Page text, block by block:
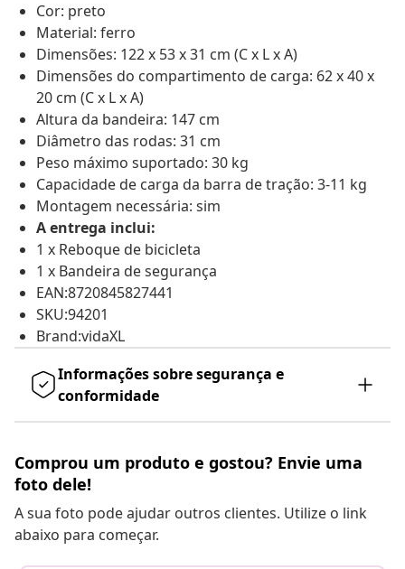
Cor: preto
Material: ferro
Dimensões: 122 x 53 x 31 cm (C x L x A)
Dimensões do compartimento de carga: 62 x 40 x
20 cm (C x L x A)
Altura da bandeira: 147 cm
Diâmetro das rodas: 31 cm
Peso máximo suportado: 30 kg
Capacidade de carga da barra de tração: 3-11 kg
Montagem necessária: sim
A entrega inclui:
1 x Reboque de bicicleta
1 x Bandeira de segurança
EAN:8720845827441
SKU:94201
Brand:vidaXL
Informações sobre segurança e
conformidade
Comprou um produto e gostou? Envie uma
foto dele!
A sua foto pode ajudar outros clientes. Utilize o link
abaixo para começar.